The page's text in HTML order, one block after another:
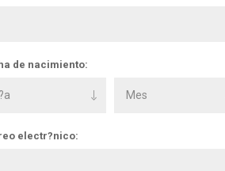
de nacimiento:
electr?nico: